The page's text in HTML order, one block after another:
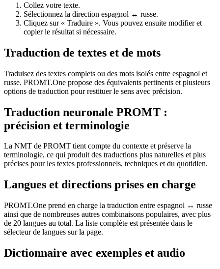
Collez votre texte.
Sélectionnez la direction espagnol ↔ russe.
Cliquez sur « Traduire ». Vous pouvez ensuite modifier et
copier le résultat si nécessaire.
Traduction de textes et de mots
Traduisez des textes complets ou des mots isolés entre espagnol et
russe. PROMT.One propose des équivalents pertinents et plusieurs
options de traduction pour restituer le sens avec précision.
Traduction neuronale PROMT :
précision et terminologie
La NMT de PROMT tient compte du contexte et préserve la
terminologie, ce qui produit des traductions plus naturelles et plus
précises pour les textes professionnels, techniques et du quotidien.
Langues et directions prises en charge
PROMT.One prend en charge la traduction entre espagnol ↔ russe
ainsi que de nombreuses autres combinaisons populaires, avec plus
de 20 langues au total. La liste complète est présentée dans le
sélecteur de langues sur la page.
Dictionnaire avec exemples et audio